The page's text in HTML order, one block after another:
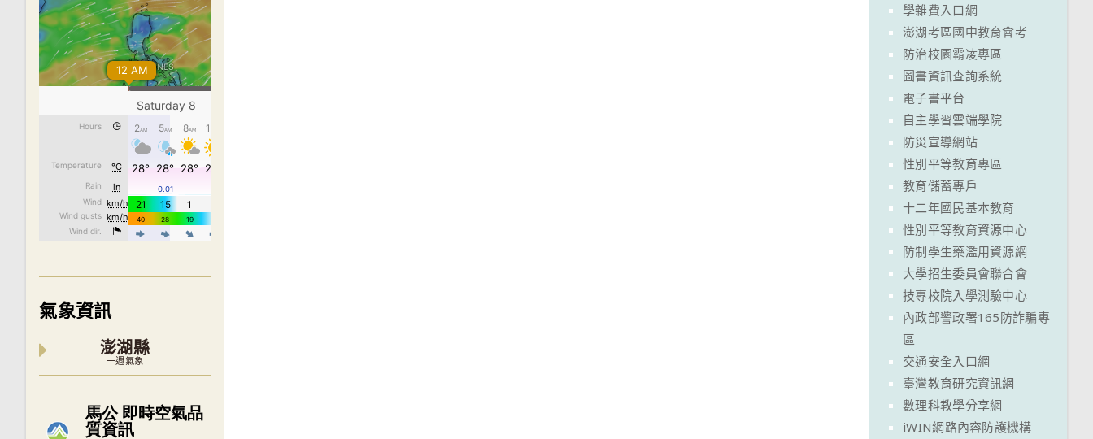
氣象資訊
澎湖縣
一週氣象
內嵌空氣品質小工具為視覺預覽，完整即時空氣品質資料請開啟
學雜費入口網
澎湖考區國中教育會考
防治校園霸凌專區
圖書資訊查詢系統
電子書平台
自主學習雲端學院
防災宣導網站
性別平等教育專區
教育儲蓄專戶
十二年國民基本教育
性別平等教育資源中心
防制學生藥濫用資源網
大學招生委員會聯合會
技專校院入學測驗中心
內政部警政署165防詐騙專
區
交通安全入口網
臺灣教育研究資訊網
數理科教學分享網
iWIN網路內容防護機構